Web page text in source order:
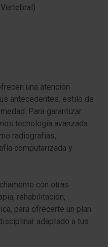
una atención
antecedentes, estilo de
Para garantizar
tecnología avanzada
radiografías,
computarizada y
con otras
rehabilitación,
para ofrecerte un plan
adaptado a tus